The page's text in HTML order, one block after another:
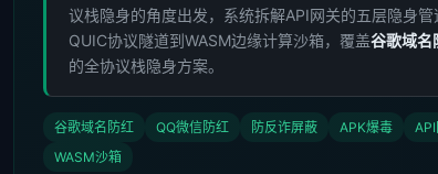
议栈隐身的角度出发，系统拆解API网关的五层隐身
QUIC协议隧道到WASM边缘计算沙箱，覆盖谷歌域名
的全协议栈隐身方案。
谷歌域名防红 QQ微信防红 防反诈屏蔽 APK爆毒
WASM沙箱